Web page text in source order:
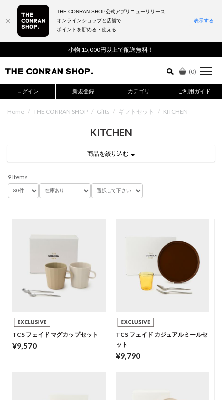
小物 15,000円以上で配送無料！
(0)
ログイン 新規登録 カテゴリ ご利用ガイド
詳細検索はこちら
Home / THE CONRAN SHOP / Gifts / ギフトセット / KITCHEN
KITCHEN
商品を絞り込む
9 Items
TCS フェイド マグカップセット
¥9,570
TCS フェイド カジュアルミールセ
ット
¥9,790
THE CONRAN SHOP公式アプリニューリリース
オンラインショップと店舗で
ポイントを貯める・使える
表示する